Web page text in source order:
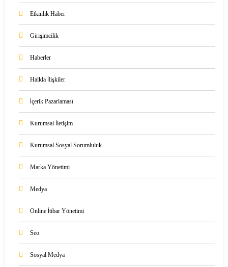
Etkinlik Haber
Girişimcilik
Haberler
Halkla İlişkiler
İçerik Pazarlaması
Kurumsal İletişim
Kurumsal Sosyal Sorumluluk
Marka Yönetimi
Medya
Online İtibar Yönetimi
Seo
Sosyal Medya